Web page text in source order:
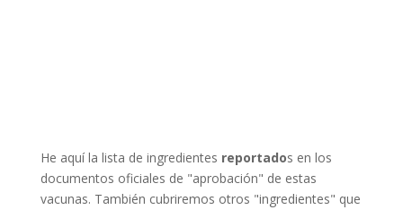
He aquí la lista de ingredientes reportados en los
documentos oficiales de "aprobación" de estas
vacunas. También cubriremos otros "ingredientes" que